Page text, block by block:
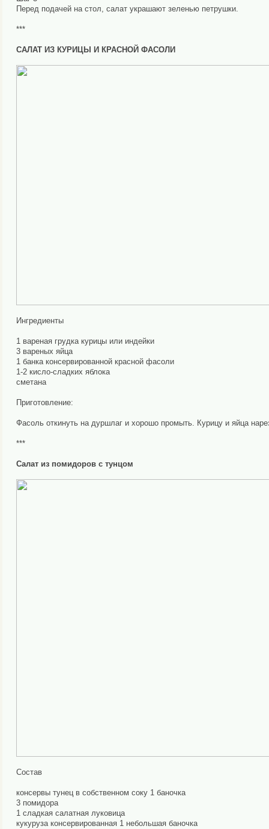
Перед подачей на стол, салат украшают зеленью петрушки.
***
САЛАТ ИЗ КУРИЦЫ И КРАСНОЙ ФАСОЛИ
Ингредиенты
1 вареная грудка курицы или индейки
3 вареных яйца
1 банка консервированной красной фасоли
1-2 кисло-сладких яблока
сметана
Приготовление:
Фасоль откинуть на дуршлаг и хорошо промыть. Курицу и яйца
***
Салат из помидоров с тунцом
Состав
консервы тунец в собственном соку 1 баночка
3 помидора
1 сладкая салатная луковица
кукуруза консервированная 1 небольшая баночка